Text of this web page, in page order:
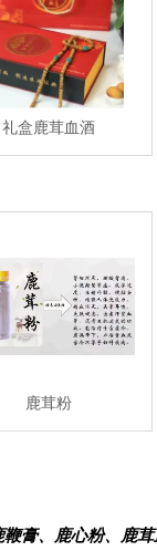
礼盒鹿茸血酒
鹿茸粉
膏、鹿心粉、鹿